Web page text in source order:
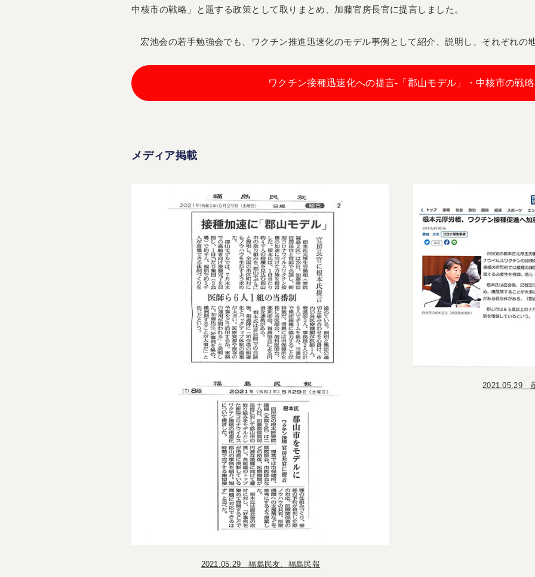
中核市の戦略」と題する政策として取りまとめ、加藤官房長官に提言しました。
宏池会の若手勉強会でも、ワクチン推進迅速化のモデル事例として紹介、説明し、それぞれの
ワクチン接種迅速化への提言-「郡山モデル」・中核市の戦略
メディア掲載
2021.05.29 福島民友、福島民報
2021.05.29